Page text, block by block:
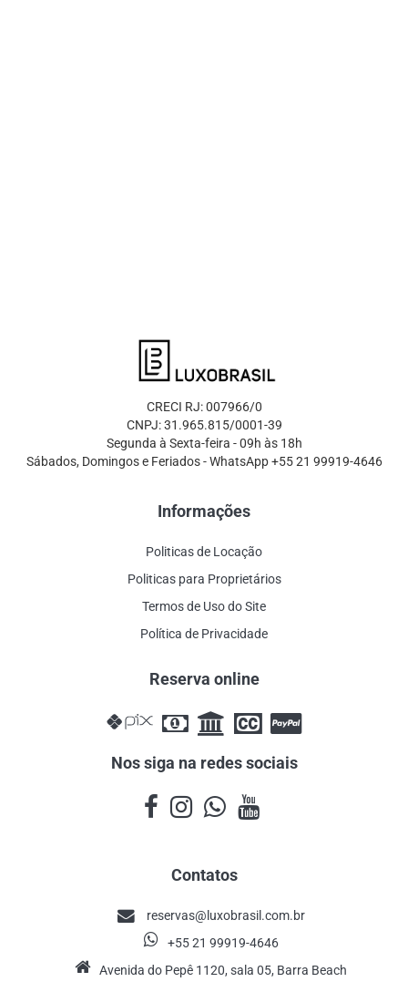
CRECI RJ: 007966/0
CNPJ: 31.965.815/0001-39
Segunda à Sexta-feira - 09h às 18h
Sábados, Domingos e Feriados - WhatsApp +55 21 99919-4646
Informações
Politicas de Locação
Politicas para Proprietários
Termos de Uso do Site
Política de Privacidade
Reserva online
Nos siga na redes sociais
Contatos
reservas@luxobrasil.com.br
+55 21 99919-4646
Avenida do Pepê 1120, sala 05, Barra Beach